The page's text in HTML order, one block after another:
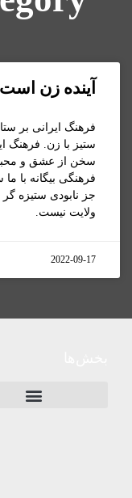
آینده زن است
فرهنگ ایرانی بر
ستیز با زن. فرهنگ
سخن از عشق و
فرهنگی بیگانه با
جز نابودی ستیزه گر
ولایت نیست.
2022-09-17